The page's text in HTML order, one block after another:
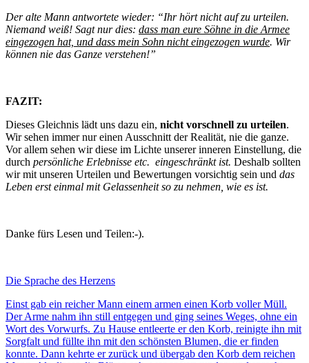
Der alte Mann antwortete wieder: “Ihr hört nicht auf zu urteilen.
Niemand weiß! Sagt nur dies: dass man eure Söhne in die Armee
eingezogen hat, und dass mein Sohn nicht eingezogen wurde. Wir
können nie das Ganze verstehen!”
FAZIT:
Dieses Gleichnis lädt uns dazu ein, nicht vorschnell zu urteilen.
Wir sehen immer nur einen Ausschnitt der Realität, nie die ganze.
Vor allem sehen wir diese im Lichte unserer inneren Einstellung, die
durch persönliche Erlebnisse etc. eingeschränkt ist. Deshalb sollten
wir mit unseren Urteilen und Bewertungen vorsichtig sein und das
Leben erst einmal mit Gelassenheit so zu nehmen, wie es ist.
Danke fürs Lesen und Teilen:-).
Die Sprache des Herzens
Einst gab ein reicher Mann einem armen einen Korb voller Müll.
Der Arme nahm ihn still entgegen und ging seines Weges, ohne ein
Wort des Vorwurfs. Zu Hause entleerte er den Korb, reinigte ihn mit
Sorgfalt und füllte ihn mit den schönsten Blumen, die er finden
konnte. Dann kehrte er zurück und übergab den Korb dem reichen